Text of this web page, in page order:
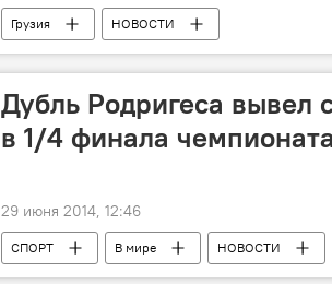
Грузия НОВОСТИ
Дубль Родригеса вывел
в 1/4 финала
29 июня 2014, 12:46
СПОРТ В мире НОВОСТИ